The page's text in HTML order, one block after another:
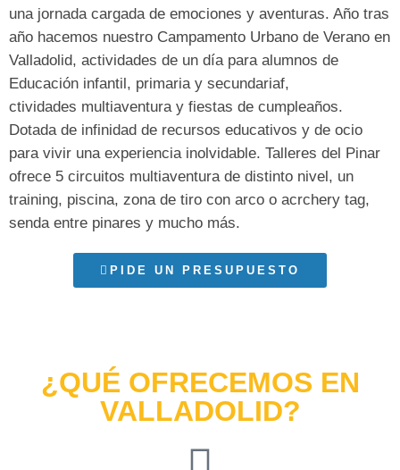
una jornada cargada de emociones y aventuras. Año tras
año hacemos nuestro Campamento Urbano de Verano en
Valladolid, actividades de un día para alumnos de
Educación infantil, primaria y secundariaf,
ctividades multiaventura y fiestas de cumpleaños.
Dotada de infinidad de recursos educativos y de ocio
para vivir una experiencia inolvidable. Talleres del Pinar
ofrece 5 circuitos multiaventura de distinto nivel, un
training, piscina, zona de tiro con arco o acrchery tag,
senda entre pinares y mucho más.
PIDE UN PRESUPUESTO
¿QUÉ OFRECEMOS EN
VALLADOLID?